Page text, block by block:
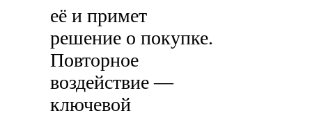
её и примет
решение о покупке.
Повторное
воздействие —
ключевой